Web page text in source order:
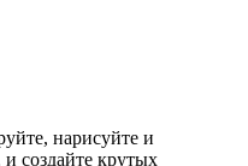
нарисуйте и
создайте крутых